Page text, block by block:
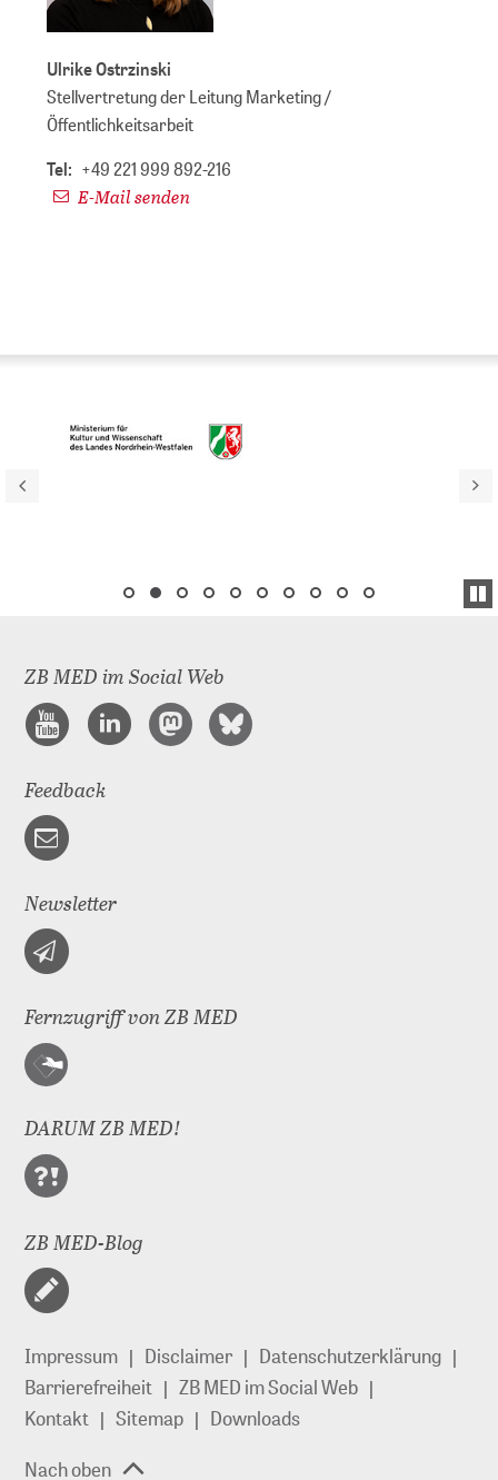
Ulrike Ostrzinski
Stellvertretung der Leitung Marketing /
Öffentlichkeitsarbeit
Tel: +49 221 999 892-216
E-Mail senden
ZB MED im Social Web
Feedback
Newsletter
Fernzugriff von ZB MED
DARUM ZB MED!
ZB MED-Blog
Impressum Disclaimer
Datenschutzerklärung
Barrierefreiheit
ZB MED im Social Web
Kontakt
Sitemap
Downloads
Nach oben